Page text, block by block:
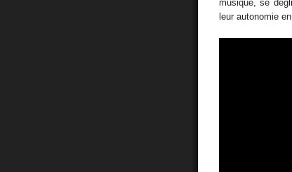
musique, se
leur autonomie